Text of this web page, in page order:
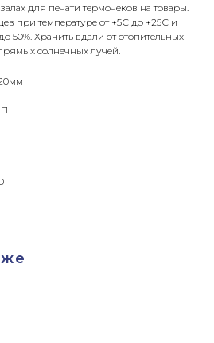
для печати термочеков на товары.
при температуре от +5С до +25С и
50%. Хранить вдали от отопительных
солнечных лучей.